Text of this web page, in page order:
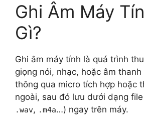
Ghi Âm Máy
Gì?
Ghi âm máy tính là quá trình
giọng nói, nhạc, hoặc âm
thông qua micro tích hợp hoặc
ngoài, sau đó lưu dưới dạng
.wav, .m4a…) ngay trên máy.